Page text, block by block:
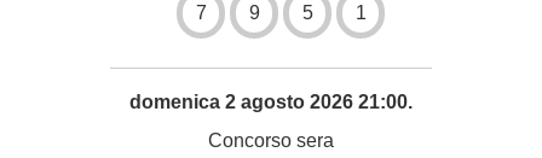
7 9 5 1
domenica 2 agosto 2026 21:00.
Concorso sera